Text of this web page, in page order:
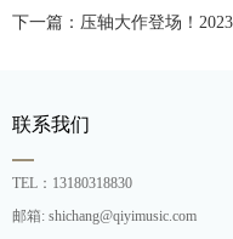
下一篇：压轴大作登场！
联系我们
TEL：13180318830
邮箱: shichang@qiyimusic.com